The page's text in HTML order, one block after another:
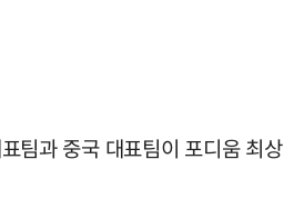
팀과 중국 대표팀이 포디움 최상